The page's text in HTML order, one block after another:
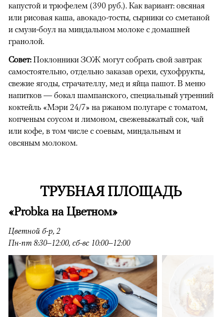
капустой и трюфелем (390 руб.). Как вариант: овсяная
или рисовая каша, авокадо-тосты, сырники со сметаной
и смузи-боул на миндальном молоке с домашней
гранолой.
Совет:Поклонники ЗОЖ могут собрать свой завтрак
самостоятельно, отдельно заказав орехи, сухофрукты,
свежие ягоды, страчателлу, мед и яйца пашот. В меню
напитков — бокал шампанского, специальный утренний
коктейль «Мэри 24/7» на ржаном полугаре с томатом,
копченым соусом и лимоном, свежевыжатый сок, чай
или кофе, в том числе с соевым, миндальным и
овсяным молоком.
ТРУБНАЯ ПЛОЩАДЬ
«Probka на Цветном»
Цветной б-р, 2
Пн-пт 8:30–12:00, сб-вс 10:00–12:00